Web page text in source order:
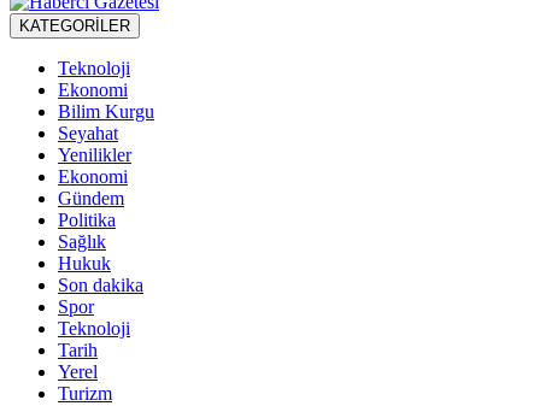
KATEGORİLER
Teknoloji
Ekonomi
Bilim Kurgu
Seyahat
Yenilikler
Ekonomi
Gündem
Politika
Sağlık
Hukuk
Son dakika
Spor
Teknoloji
Tarih
Yerel
Turizm